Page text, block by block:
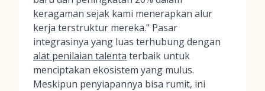
keragaman sejak kami menerapkan alur
kerja terstruktur mereka." Pasar
integrasinya yang luas terhubung dengan
alat penilaian talenta terbaik untuk
menciptakan ekosistem yang mulus.
Meskipun penyiapannya bisa rumit, ini